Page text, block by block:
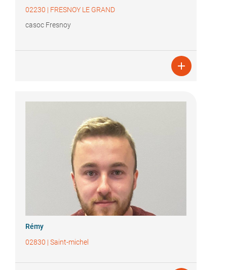
02230 | FRESNOY LE GRAND
casoc Fresnoy

Rémy
02830 | Saint-michel